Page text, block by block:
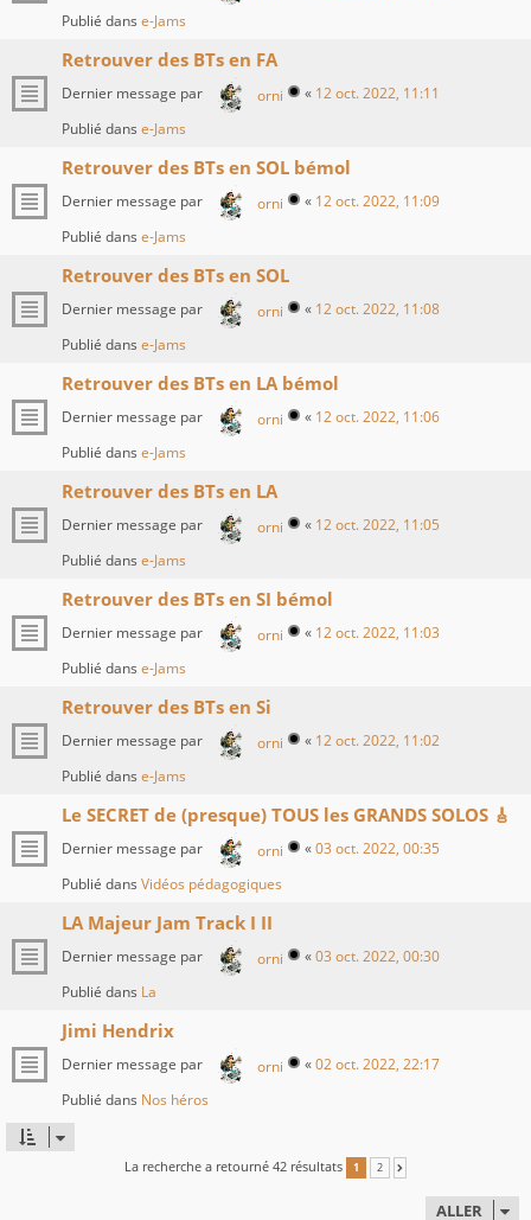
Publié dans e-Jams
Retrouver des BTs en FA
Dernier message par orni « 12 oct. 2022, 11:11
Publié dans e-Jams
Retrouver des BTs en SOL bémol
Dernier message par orni « 12 oct. 2022, 11:09
Publié dans e-Jams
Retrouver des BTs en SOL
Dernier message par orni « 12 oct. 2022, 11:08
Publié dans e-Jams
Retrouver des BTs en LA bémol
Dernier message par orni « 12 oct. 2022, 11:06
Publié dans e-Jams
Retrouver des BTs en LA
Dernier message par orni « 12 oct. 2022, 11:05
Publié dans e-Jams
Retrouver des BTs en SI bémol
Dernier message par orni « 12 oct. 2022, 11:03
Publié dans e-Jams
Retrouver des BTs en Si
Dernier message par orni « 12 oct. 2022, 11:02
Publié dans e-Jams
Le SECRET de (presque) TOUS les GRANDS SOLOS 🎸
Dernier message par orni «03 oct. 2022, 00:35
Publié dans Vidéos pédagogiques
LA Majeur Jam Track I II
Dernier message par orni «03 oct. 2022, 00:30
Publié dans La
Jimi Hendrix
Dernier message par orni «02 oct. 2022, 22:17
Publié dans Nos héros
La recherche a retourné 42 résultats 1 2
ALLER